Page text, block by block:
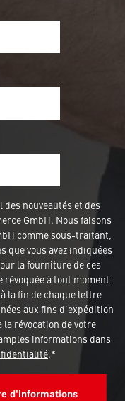
nouveautés et des
GmbH. Nous faisons
comme sous-traitant,
que vous avez indiquées
la fourniture de ces
à tout moment
la fin de chaque lettre
aux fins d'expédition
révocation de votre
informations dans
.*
d'informations